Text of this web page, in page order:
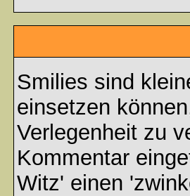
Smilies sind
einsetzen
Verlegenheit zu
Kommentar
Witz' einen